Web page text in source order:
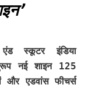
स्कूटर इंडिया
नई शाइन 125
और एडवांस फीचर्स